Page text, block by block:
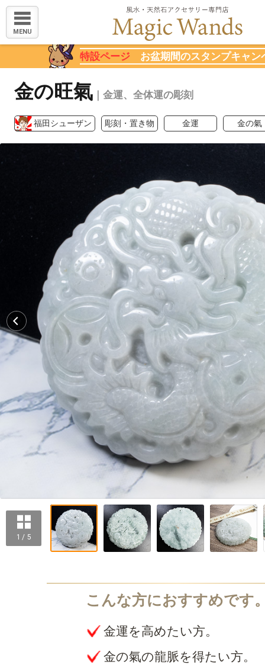
MENU
特設ページ お盆期間のスタンプキャン
金の旺氣 ｜金運、全体運の彫刻
福田シューザン 彫刻・置き物 金運 金の氣
1 / 5
金運を高めたい方。
金の氣の龍脈を得たい方。